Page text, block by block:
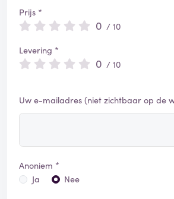
Prijs *
0 / 10
Levering *
0 / 10
Uw e-mailadres (niet zichtbaar op de
Anoniem *
Ja
Nee